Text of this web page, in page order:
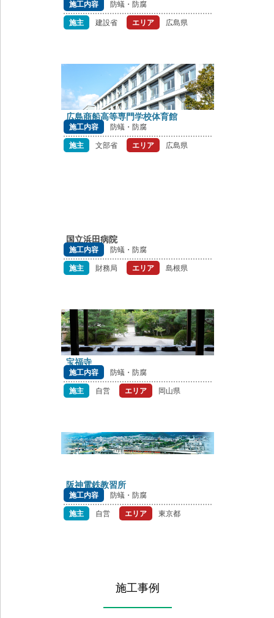
施工内容
防蟻・防腐
施主
建設省 エリア 広島県
広島商船高等専門学校体育館
施工内容
防蟻・防腐
施主
文部省 エリア 広島県
国立浜田病院
施工内容
防蟻・防腐
施主
財務局 エリア 島根県
宝福寺
施工内容
防蟻・防腐
施主
自営 エリア 岡山県
阪神電鉄教習所
施工内容
防蟻・防腐
施主
自営 エリア 東京都
施工事例